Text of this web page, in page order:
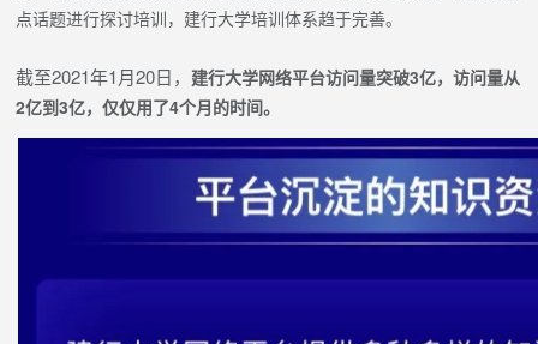
点话题进行探讨培训，建行大学培训体系趋于完善。
截至2021年1月20日， 建行大学网络平台访问量突破3亿，访问量从
2亿到3亿，仅仅用了4个月的时间。